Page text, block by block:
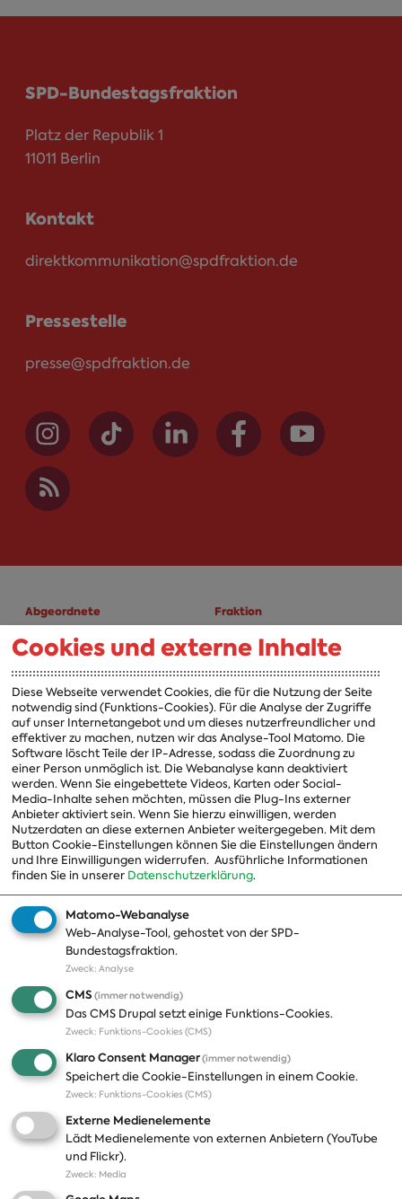
SPD-Bundestagsfraktion
Platz der Republik 1
11011 Berlin
Kontakt
direktkommunikation@spdfraktion.de
Pressestelle
presse@spdfraktion.de
Abgeordnete
A-Z
Fraktion
Fraktion
Vorsitzender
Vorstand
Arbeitsgruppen
Ausschussvorsitzende
Beauftragte
Landesgruppen
Organisation
Themen
Positionen
Publikationen
Presse
Fotos
Pressekontakt
Termine
Jobs und Ausbildung
Häufige Fragen
Podcast
Abonnements
Cookies und externe Inhalte
Diese Webseite verwendet Cookies, die für die Nutzung der Seite
notwendig sind (Funktions-Cookies). Für die Analyse der Zugriffe
auf unser Internetangebot und um dieses nutzerfreundlicher und
effektiver zu machen, nutzen wir das Analyse-Tool Matomo. Die
Software löscht Teile der IP-Adresse, sodass die Zuordnung zu
einer Person unmöglich ist. Die Webanalyse kann deaktiviert
werden. Wenn Sie eingebettete Videos, Karten oder Social-
Media-Inhalte sehen möchten, müssen die Plug-Ins externer
Anbieter aktiviert sein. Wenn Sie hierzu einwilligen, werden
Nutzerdaten an diese externen Anbieter weitergegeben. Mit dem
Button Cookie-Einstellungen können Sie die Einstellungen ändern
und Ihre Einwilligungen widerrufen. Ausführliche Informationen
finden Sie in unserer Datenschutzerklärung.
Matomo-Webanalyse
Web-Analyse-Tool, gehostet von der SPD-
Bundestagsfraktion.
Zweck: Analyse
CMS (immer notwendig)
Das CMS Drupal setzt einige Funktions-Cookies.
Zweck: Funktions-Cookies (CMS)
Klaro Consent Manager(immer notwendig)
Speichert die Cookie-Einstellungen in einem Cookie.
Zweck: Funktions-Cookies (CMS)
Externe Medienelemente
Lädt Medienelemente von externen Anbietern (YouTube
und Flickr).
Zweck: Media